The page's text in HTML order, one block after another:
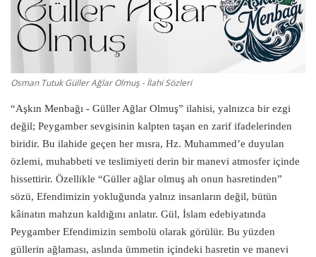
ilahi sözleri
Dini Sözler
Günaydın Mesajları
Osman Tutuk Güller Ağlar Olmuş - İlahi Sözleri
“Aşkın Menbağı - Güller Ağlar Olmuş” ilahisi, yalnızca bir ezgi
değil; Peygamber sevgisinin kalpten taşan en zarif ifadelerinden
biridir. Bu ilahide geçen her mısra, Hz. Muhammed’e duyulan
özlemi, muhabbeti ve teslimiyeti derin bir manevi atmosfer içinde
hissettirir. Özellikle “Güller ağlar olmuş ah onun hasretinden”
sözü, Efendimizin yokluğunda yalnız insanların değil, bütün
kâinatın mahzun kaldığını anlatır. Gül, İslam edebiyatında
Peygamber Efendimizin sembolü olarak görülür. Bu yüzden
güllerin ağlaması, aslında ümmetin içindeki hasretin ve manevi